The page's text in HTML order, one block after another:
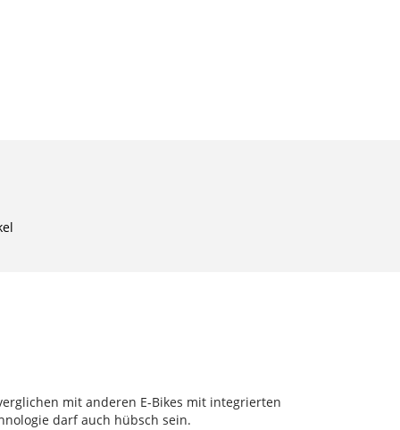
mit anderen E-Bikes mit integrierten
darf auch hübsch sein.